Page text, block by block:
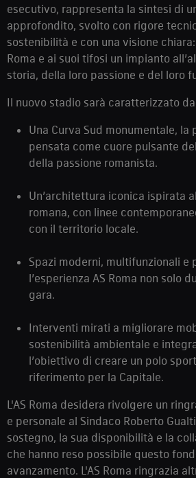
esecutivo, rappresenta la sintesi di
approfondito, svolto con rigore
sostenibilità e con una visione
Roma e ai suoi tifosi un impianto
storia, della loro passione e del loro
Il nuovo stadio sarà caratterizzato
Una Curva Sud monumentale, la
pensata come cuore pulsante
della passione romanista.
Un’architettura iconica ispirata
romana, con linee
con il territorio locale.
Spazi moderni, multifunzionali
l’esperienza AS Roma non solo
gara.
Interventi mirati a migliorare
sostenibilità ambientale e
l’obiettivo di creare un polo
riferimento per la Capitale.
L'AS Roma desidera rivolgere un
e personale al Sindaco Roberto
sostegno, la sua disponibilità e la
che hanno reso possibile questo
avanzamento. L'AS Roma ringrazia